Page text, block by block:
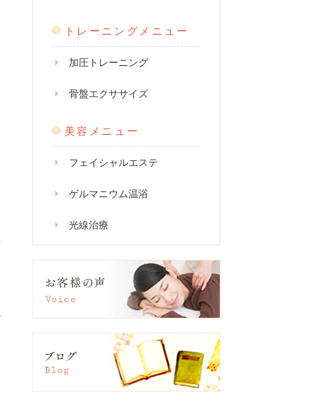
トレーニングメニュー
加圧トレーニング
骨盤エクササイズ
美容メニュー
フェイシャルエステ
ゲルマニウム温浴
光線治療